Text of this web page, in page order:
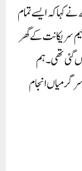
کہا کہ ایسے تمام
سریکانت کے گھر
گئی تھی۔ ہم
انجام